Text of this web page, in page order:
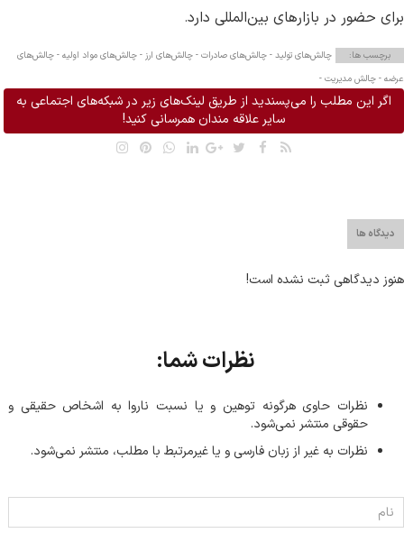
برای حضور در بازارهای بین‌المللی دارد.
برچسب ها: چالش‌های تولید - چالش‌های صادرات - چالش‌های ارز - چالش‌های مواد اولیه - چالش‌های
عرضه - چالش مدیریت -
اگر این مطلب را می‌پسندید از طریق لینک‌های زیر در شبکه‌های اجتماعی به
سایر علاقه مندان همرسانی کنید!
دیدگاه ها
هنوز دیدگاهی ثبت نشده است!
نظرات شما:
نظرات حاوی هرگونه توهین و یا نسبت ناروا به اشخاص حقیقی و
حقوقی منتشر نمی‌شود.
نظرات به غیر از زبان فارسی و یا غیر‌مرتبط با مطلب، منتشر نمی‌شود.